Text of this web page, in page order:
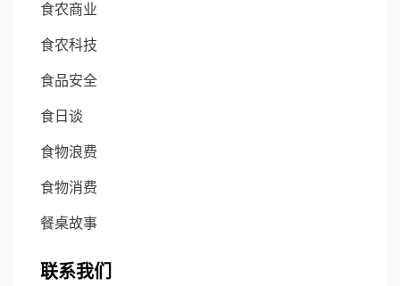
食农商业
食农科技
食品安全
食日谈
食物浪费
食物消费
餐桌故事
联系我们